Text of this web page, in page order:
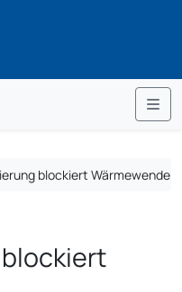
blockiert Wärmewende